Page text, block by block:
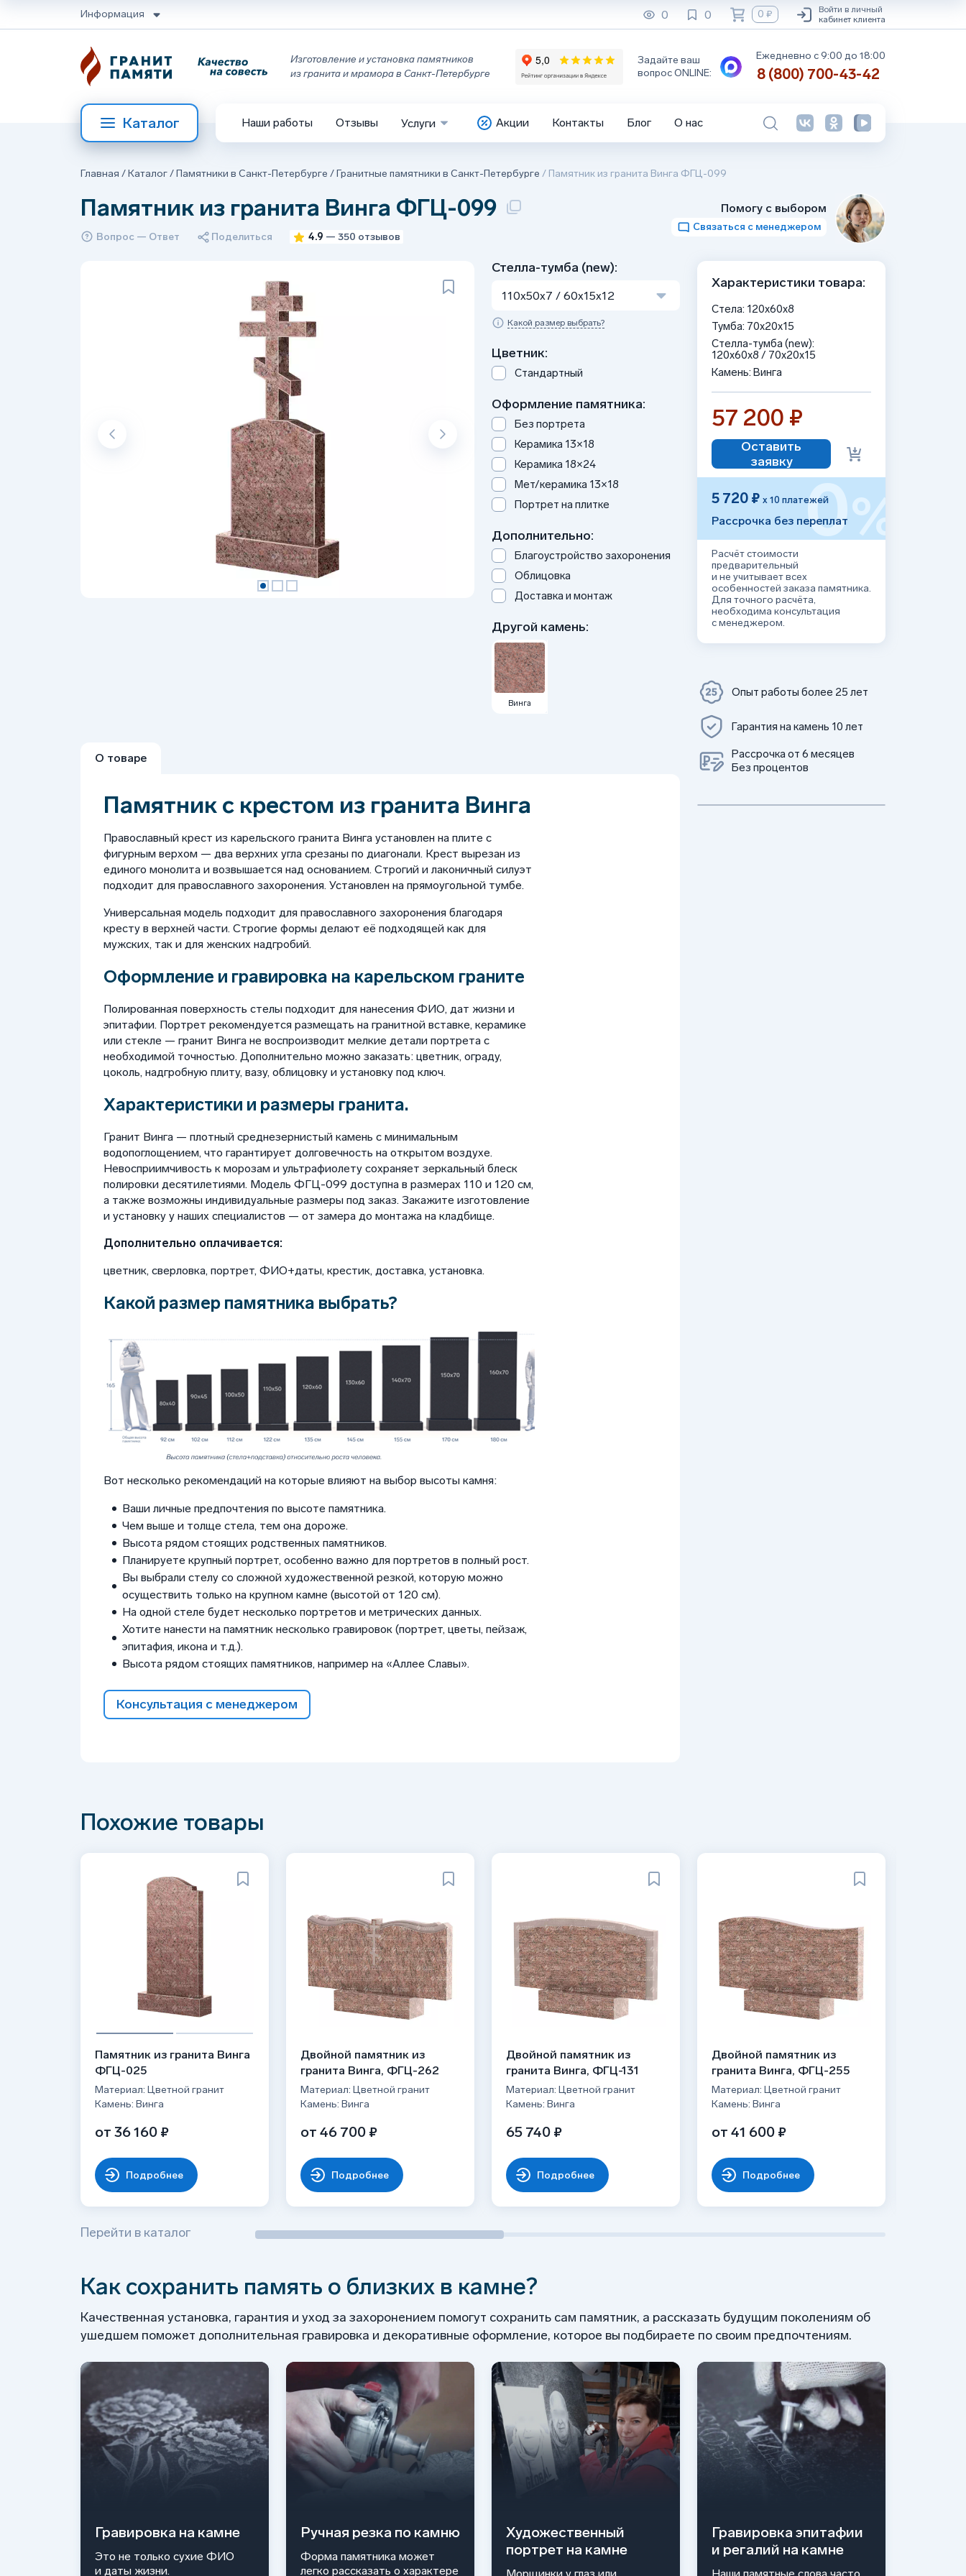
Информация 0 0 0 ₽
Войти в личный
кабинет клиента
Изготовление и установка памятников
из гранита и мрамора в Санкт-Петербурге
Задайте ваш
вопрос ONLINE:
Ежедневно с 9:00 до 18:00
8 (800) 700-43-42
Каталог Наши работы Отзывы Услуги Акции Контакты Блог О нас
Главная /Каталог/Памятники в Санкт-Петербурге /Гранитные памятники в Санкт-Петербурге / Памятник из гранита Винга ФГЦ-099
Памятник из гранита Винга ФГЦ-099
Вопрос — Ответ Поделиться 4.9 — 350 отзывов
Помогу с выбором
Связаться с менеджером
Стелла-тумба (new):
110x50x7 / 60x15x12
Какой размер выбрать?
Цветник:
Стандартный
Оформление памятника:
Без портрета
Керамика 13×18
Керамика 18×24
Мет/керамика 13×18
Портрет на плитке
Дополнительно:
Благоустройство захоронения
Облицовка
Доставка и монтаж
Другой камень:
Винга
О товаре
Памятник с крестом из гранита Винга
Православный крест из карельского гранита Винга установлен на плите с
фигурным верхом — два верхних угла срезаны по диагонали. Крест вырезан из
единого монолита и возвышается над основанием. Строгий и лаконичный силуэт
подходит для православного захоронения. Установлен на прямоугольной тумбе.
Универсальная модель подходит для православного захоронения благодаря
кресту в верхней части. Строгие формы делают её подходящей как для
мужских, так и для женских надгробий.
Оформление и гравировка на карельском граните
Полированная поверхность стелы подходит для нанесения ФИО, дат жизни и
эпитафии. Портрет рекомендуется размещать на гранитной вставке, керамике
или стекле — гранит Винга не воспроизводит мелкие детали портрета с
необходимой точностью. Дополнительно можно заказать: цветник, ограду,
цоколь, надгробную плиту, вазу, облицовку и установку под ключ.
Характеристики и размеры гранита.
Гранит Винга — плотный среднезернистый камень с минимальным
водопоглощением, что гарантирует долговечность на открытом воздухе.
Невосприимчивость к морозам и ультрафиолету сохраняет зеркальный блеск
полировки десятилетиями. Модель ФГЦ-099 доступна в размерах 110 и 120 см,
а также возможны индивидуальные размеры под заказ. Закажите изготовление
и установку у наших специалистов — от замера до монтажа на кладбище.
Дополнительно оплачивается:
цветник, сверловка, портрет, ФИО+даты, крестик, доставка, установка.
Какой размер памятника выбрать?
Вот несколько рекомендаций на которые влияют на выбор высоты камня:
Ваши личные предпочтения по высоте памятника.
Чем выше и толще стела, тем она дороже.
Высота рядом стоящих родственных памятников.
Планируете крупный портрет, особенно важно для портретов в полный рост.
Вы выбрали стелу со сложной художественной резкой, которую можно
осуществить только на крупном камне (высотой от 120 см).
На одной стеле будет несколько портретов и метрических данных.
Хотите нанести на памятник несколько гравировок (портрет, цветы, пейзаж,
эпитафия, икона и т.д.).
Высота рядом стоящих памятников, например на «Аллее Славы».
Консультация с менеджером
Характеристики товара:
Стела: 120x60x8
Тумба: 70x20x15
Стелла-тумба (new):
120x60x8 / 70x20x15
Камень: Винга
57 200 ₽
Оставить
заявку
5 720 ₽ х 10 платежей
Рассрочка без переплат
0%
Расчёт стоимости
предварительный
и не учитывает всех
особенностей заказа памятника.
Для точного расчёта,
необходима консультация
с менеджером.
Опыт работы более 25 лет
Гарантия на камень 10 лет
Рассрочка от 6 месяцев
Без процентов
Похожие товары
Памятник из гранита Винга
ФГЦ-025
Материал: Цветной гранит
Камень: Винга
от 36 160 ₽
Подробнее
Двойной памятник из
гранита Винга, ФГЦ-262
Материал: Цветной гранит
Камень: Винга
от 46 700 ₽
Подробнее
Двойной памятник из
гранита Винга, ФГЦ-131
Материал: Цветной гранит
Камень: Винга
65 740 ₽
Подробнее
Двойной памятник из
гранита Винга, ФГЦ-255
Материал: Цветной гранит
Камень: Винга
от 41 600 ₽
Подробнее
Перейти в каталог
Как сохранить память о близких в камне?
Качественная установка, гарантия и уход за захоронением помогут сохранить сам памятник, а рассказать будущим поколениям об
ушедшем поможет дополнительная гравировка и декоративные оформление, которое вы подбираете по своим предпочтениям.
Гравировка на камне
Это не только сухие ФИО
и даты жизни.
Ручная резка по камню
Форма памятника может
легко рассказать о характере
Художественный
портрет на камне
Морщинки у глаз или
Гравировка эпитафии
и регалий на камне
Наши памятные слова часто